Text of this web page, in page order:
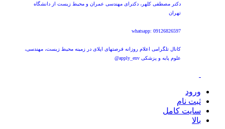
دکتر مصطفی کلهر، دکترای مهندسی عمران و محیط زیست از دانشگاه
تهران
whatsapp: 09126826597
کانال تلگرامی اعلام روزانه فرصتهای اپلای در زمینه محیط زیست، مهندسی،
علوم پایه و پزشکی apply_env@
ورود
ثبت نام
سایت کامل
بالا